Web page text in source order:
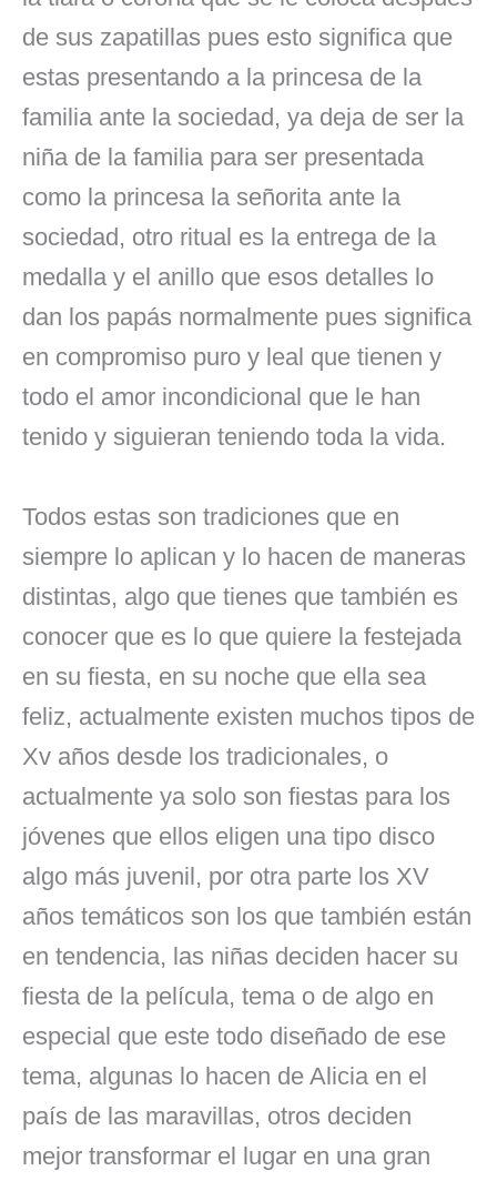
de sus zapatillas pues esto significa que
estas presentando a la princesa de la
familia ante la sociedad, ya deja de ser la
niña de la familia para ser presentada
como la princesa la señorita ante la
sociedad, otro ritual es la entrega de la
medalla y el anillo que esos detalles lo
dan los papás normalmente pues significa
en compromiso puro y leal que tienen y
todo el amor incondicional que le han
tenido y siguieran teniendo toda la vida.
Todos estas son tradiciones que en
siempre lo aplican y lo hacen de maneras
distintas, algo que tienes que también es
conocer que es lo que quiere la festejada
en su fiesta, en su noche que ella sea
feliz, actualmente existen muchos tipos de
Xv años desde los tradicionales, o
actualmente ya solo son fiestas para los
jóvenes que ellos eligen una tipo disco
algo más juvenil, por otra parte los XV
años temáticos son los que también están
en tendencia, las niñas deciden hacer su
fiesta de la película, tema o de algo en
especial que este todo diseñado de ese
tema, algunas lo hacen de Alicia en el
país de las maravillas, otros deciden
mejor transformar el lugar en una gran